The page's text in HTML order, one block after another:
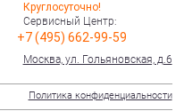
Круглосуточно!
Сервисный Центр:
+7 (495) 662-99-59
Москва, ул. Гольяновская, д.6
Политика конфиденциальности